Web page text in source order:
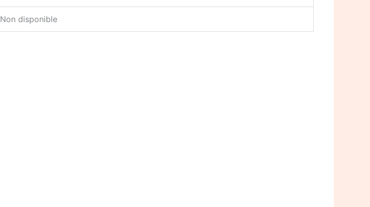
Non disponible